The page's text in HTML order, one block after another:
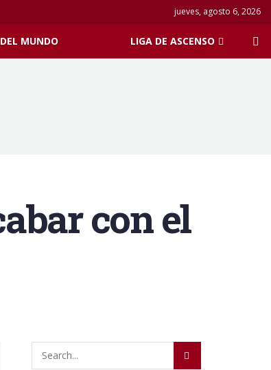
jueves, agosto 6, 2026
MUNDO LIGA DE ASCENSO
con el